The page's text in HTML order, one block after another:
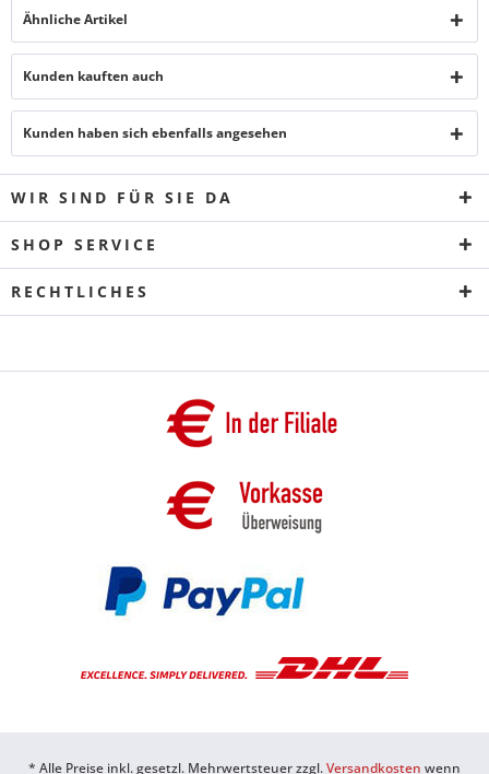
Ähnliche Artikel
Kunden kauften auch
Kunden haben sich ebenfalls angesehen
WIR SIND FÜR SIE DA
SHOP SERVICE
RECHTLICHES
* Alle Preise inkl. gesetzl. Mehrwertsteuer zzgl.Versandkosten wenn